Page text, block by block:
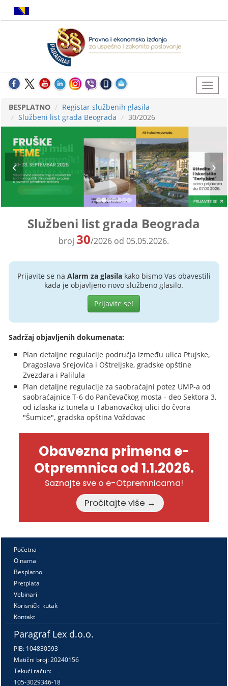
BESPLATNO
Registar službenih glasila
Službeni list grada Beograda
30/2026
Službeni list grada Beograda
broj 30/2026 od 05.05.2026.
Prijavite se na Alarm za glasilakako bismo Vas obavestili
kada je objavljeno novo službeno glasilo.
Prijavite se!
Sadržaj objavljenih dokumenata:
Plan detaljne regulacije područja između ulica Ptujske,
Dragoslava Srejovića i Oštreljske, gradske opštine
Zvezdara i Palilula
Plan detaljne regulacije za saobraćajni potez UMP-a od
saobraćajnice T-6 do Pančevačkog mosta - deo Sektora 3,
od izlaska iz tunela u Tabanovačkoj ulici do čvora
"Šumice", gradska opština Voždovac
Obavezna primena e-
Otpremnica od 1.1.2026.
Saznajte sve o e-Otpremnicama!
Pročitajte više →
Početna
O nama
Besplatno
Pretplata
Vebinari
Korisnički kutak
Kontakt
Paragraf Lex d.o.o.
PIB: 104830593
Matični broj: 20240156
Tekući račun:
105-3029346-18